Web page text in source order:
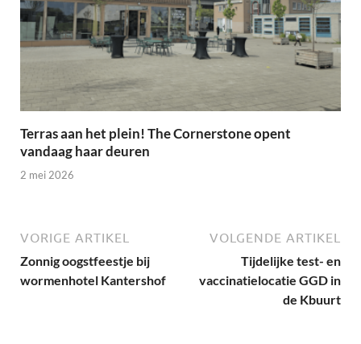
Terras aan het plein! The Cornerstone opent
vandaag haar deuren
2 mei 2026
VORIGE ARTIKEL
Zonnig oogstfeestje bij
wormenhotel Kantershof
VOLGENDE ARTIKEL
Tijdelijke test- en
vaccinatielocatie GGD in
de Kbuurt